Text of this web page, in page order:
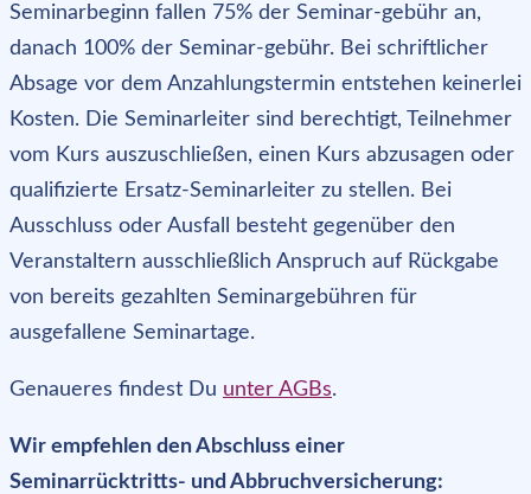
Seminarbeginn fallen 75% der Seminar-gebühr an,
danach 100% der Seminar-gebühr. Bei schriftlicher
Absage vor dem Anzahlungstermin entstehen keinerlei
Kosten. Die Seminarleiter sind berechtigt, Teilnehmer
vom Kurs auszuschließen, einen Kurs abzusagen oder
qualifizierte Ersatz-Seminarleiter zu stellen. Bei
Ausschluss oder Ausfall besteht gegenüber den
Veranstaltern ausschließlich Anspruch auf Rückgabe
von bereits gezahlten Seminargebühren für
ausgefallene Seminartage.
Genaueres findest Du unter AGBs.
Wir empfehlen den Abschluss einer
Seminarrücktritts- und Abbruchversicherung: